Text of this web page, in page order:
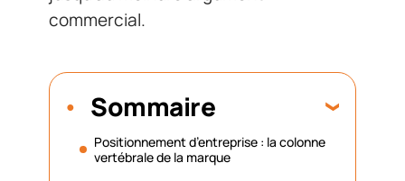
commercial.
Sommaire
Positionnement d’entreprise : la colonne
vertébrale de la marque